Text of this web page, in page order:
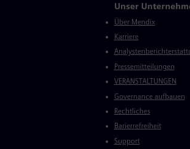
Unser
Über Mendix
Karriere
Pressemitteilungen
VERANSTALTUNGEN
Governance aufbauen
Rechtliches
Barierrefreiheit
Support